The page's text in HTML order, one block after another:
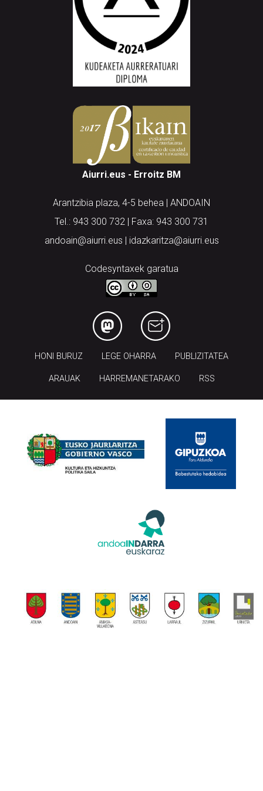
Aiurri.eus - Erroitz BM
Arantzibia plaza, 4-5 behea | ANDOAIN
Tel.: 943 300 732 | Faxa: 943 300 731
andoain@aiurri.eus | idazkaritza@aiurri.eus
Codesyntaxek garatua
HONI BURUZ LEGE OHARRA PUBLIZITATEA
ARAUAK HARREMANETARAKO RSS